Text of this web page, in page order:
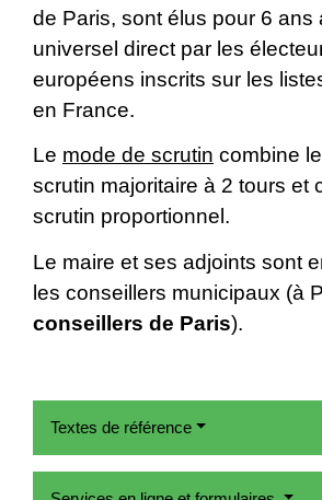
de Paris, sont élus pour 6 ans
universel direct par les
européens inscrits sur les
en France.
Le mode de scrutin combine
scrutin majoritaire à 2 tours et
scrutin proportionnel.
Le maire et ses adjoints sont
les conseillers municipaux (à
conseillers de Paris).
Textes de référence